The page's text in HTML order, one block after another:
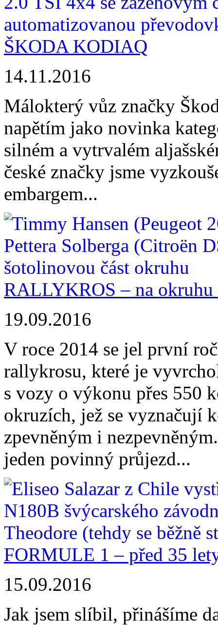
ŠKODA KODIAQ
14.11.2016
Málokterý vůz značky
napětím jako novinka
silném a vytrvalém
české značky jsme
embargem...
RALLYKROS – na okruhu
19.09.2016
V roce 2014 se jel první
rallykrosu, které je
s vozy o výkonu přes 550
okruzích, jež se vyznačují
zpevněným i
jeden povinný průjezd...
FORMULE 1 – před 35
15.09.2016
Jak jsem slíbil, přinášíme